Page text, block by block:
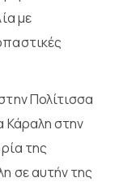
με
Πολίτισσα
Κάραλη στην
της
σε αυτήν της